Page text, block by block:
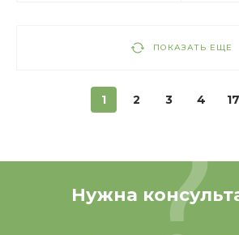
ПОКАЗАТЬ ЕЩЕ
1 2 3 4 17
Нужна